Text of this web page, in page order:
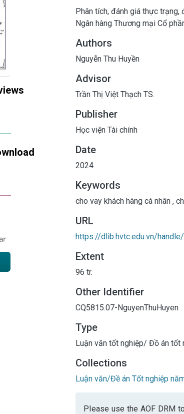
Phân tích, đánh giá thực
Ngân hàng Thương mại Cổ
Authors
Nguyễn Thu Huyền
Advisor
Trần Thị Việt Thạch TS.
Publisher
Học viện Tài chính
Date
2024
Keywords
cho vay khách hàng cá nhân ,
URL
https://dlib.hvtc.edu.vn/
Extent
96 tr.
Other Identifier
CQ5815.07-NguyenThuHuyen
Type
Luận văn tốt nghiệp/ Đồ án tốt
Collections
Luận văn/Đề án Tốt nghiệp
Please use the AOF DRM